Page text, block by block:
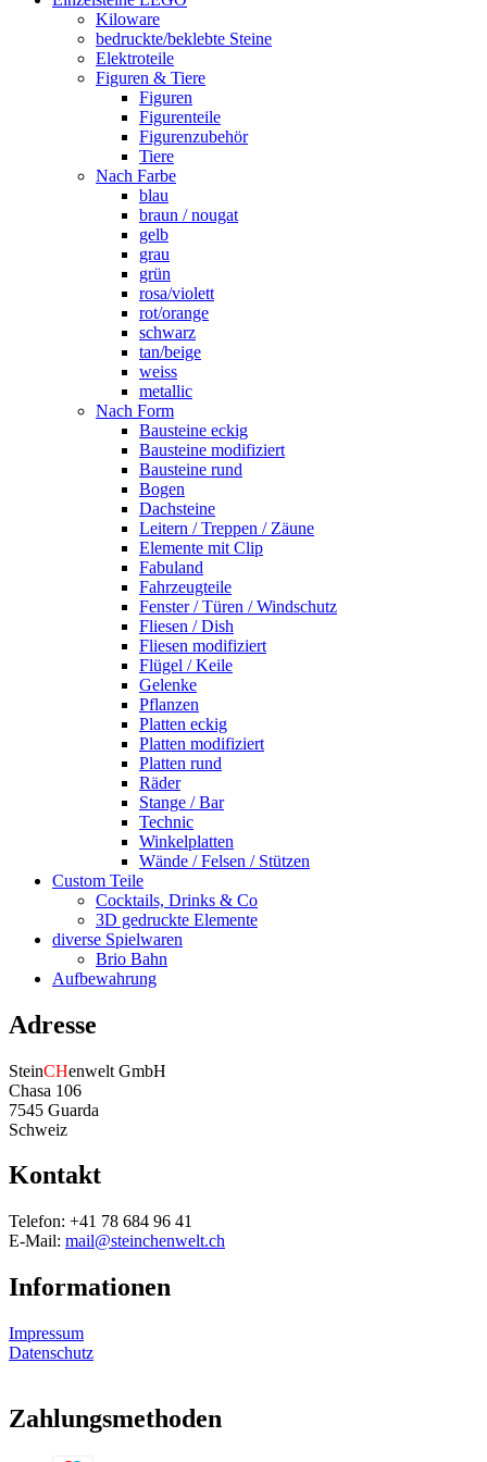
Kiloware
bedruckte/beklebte Steine
Elektroteile
Figuren & Tiere
Figuren
Figurenteile
Figurenzubehör
Tiere
Nach Farbe
blau
braun / nougat
gelb
grau
grün
rosa/violett
rot/orange
schwarz
tan/beige
weiss
metallic
Nach Form
Bausteine eckig
Bausteine modifiziert
Bausteine rund
Bogen
Dachsteine
Leitern / Treppen / Zäune
Elemente mit Clip
Fabuland
Fahrzeugteile
Fenster / Türen / Windschutz
Fliesen / Dish
Fliesen modifiziert
Flügel / Keile
Gelenke
Pflanzen
Platten eckig
Platten modifiziert
Platten rund
Räder
Stange / Bar
Technic
Winkelplatten
Wände / Felsen / Stützen
Custom Teile
Cocktails, Drinks & Co
3D gedruckte Elemente
diverse Spielwaren
Brio Bahn
Aufbewahrung
Adresse
SteinCHenwelt GmbH
Chasa 106
7545 Guarda
Schweiz
Kontakt
Telefon: +41 78 684 96 41
E-Mail: mail@steinchenwelt.ch
Informationen
Impressum
Datenschutz
Zahlungsmethoden